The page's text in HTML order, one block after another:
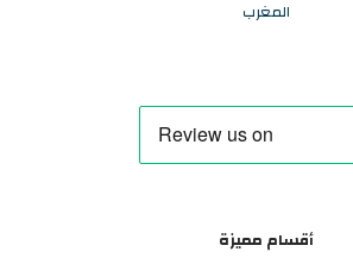
المغرب
أقسام مميزة